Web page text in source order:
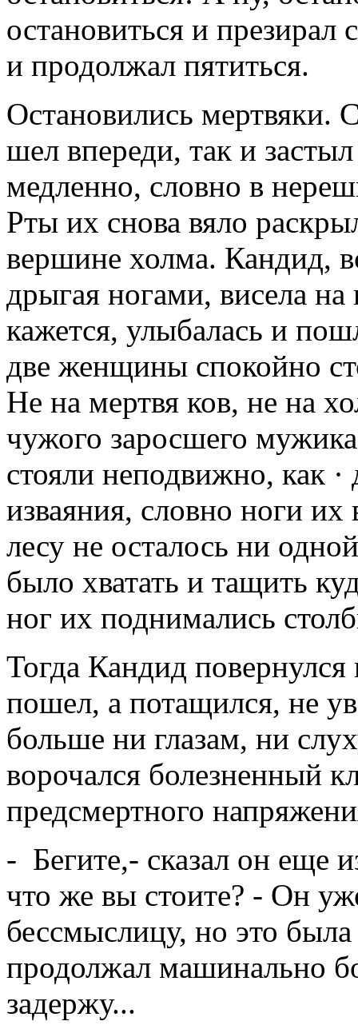
остановиться и презирал
и продолжал пятиться.
Остановились мертвяки.
шел впереди, так и
медленно, словно в
Рты их снова вяло
вершине холма. Кандид,
дрыгая ногами, висела
кажется, улыбалась и
две женщины спокойно
Не на мертвя ков, не на
чужого заросшего
стояли неподвижно, как
изваяния, словно ноги
лесу не осталось ни
было хватать и тащить
ног их поднимались
Тогда Кандид
пошел, а потащился, не
больше ни глазам, ни
ворочался болезненный
предсмертного
- Бегите,- сказал он еще
что же вы стоите? - Он
бессмыслицу, но это
продолжал машинально
задержу...